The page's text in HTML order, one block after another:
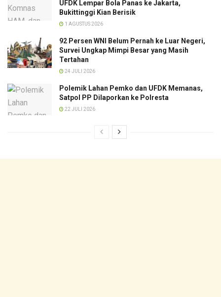
UFDK Lempar Bola Panas ke Jakarta,
Bukittinggi Kian Berisik
1 AGUSTUS 2026
92 Persen WNI Belum Pernah ke Luar Negeri,
Survei Ungkap Mimpi Besar yang Masih
Tertahan
24 JULI 2026
Polemik Lahan Pemko dan UFDK Memanas,
Satpol PP Dilaporkan ke Polresta
22 JULI 2026